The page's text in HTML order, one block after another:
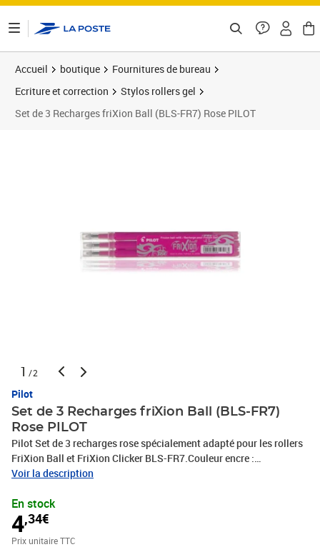
Accueil boutique
Fournitures de bureau
Ecriture et correction
Stylos rollers gel
Set de 3 Recharges friXion Ball (BLS-FR7) Rose PILOT
1 /2
Pilot
Set de 3 Recharges friXion Ball (BLS-FR7)
Rose PILOT
Pilot Set de 3 recharges rose spécialement adapté pour les rollers
FriXion Ball et FriXion Clicker BLS-FR7.Couleur encre :
Rose.Largeur d'écriture en mm : 0.35 mm.Taille de pointe en mm :
Voir la description
En stock
4,34€
Prix unitaire TTC